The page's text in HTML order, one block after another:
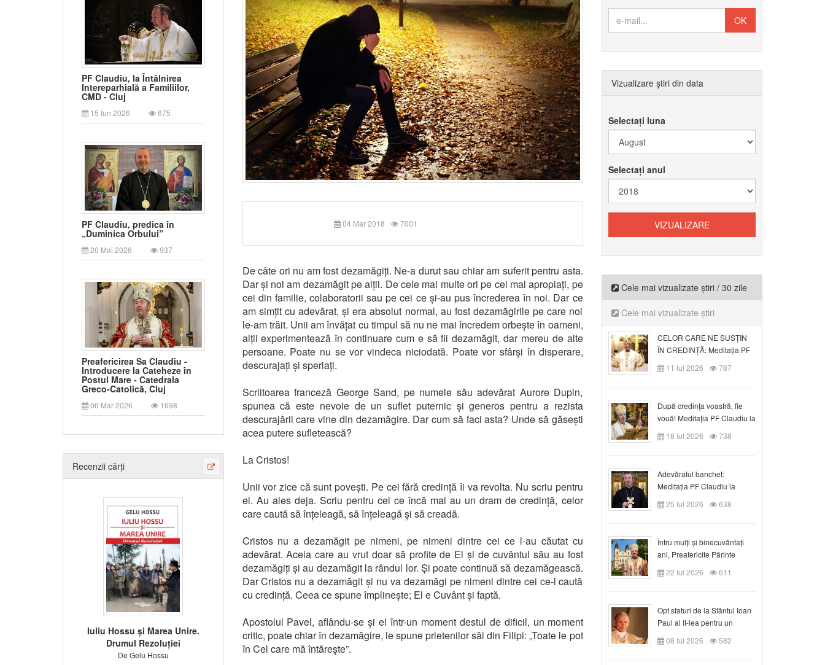
PF Claudiu, la Întâlnirea
Intereparhială a Familiilor,
CMD - Cluj
15 Iun 2026 675
PF Claudiu, predica în
„Duminica Orbului”
20 Mai 2026 937
Preafericirea Sa Claudiu -
Introducere la Cateheze în
Postul Mare - Catedrala
Greco-Catolică, Cluj
06 Mar 2026 1698
Recenzii cărți
Iuliu Hossu și Marea Unire.
Drumul Rezoluției
De Gelu Hossu
04 Mar 2018 7001
De câte ori nu am fost dezamăgiți. Ne-a durut sau chiar am suferit pentru asta.
Dar și noi am dezamăgit pe alții. De cele mai multe ori pe cei mai apropiați, pe
cei din familie, colaboratorii sau pe cei ce și-au pus încrederea în noi. Dar ce
am simțit cu adevărat, și era absolut normal, au fost dezamăgirile pe care noi
le-am trăit. Unii am învățat cu timpul să nu ne mai încredem orbește în oameni,
alții experimentează în continuare cum e să fii dezamăgit, dar mereu de alte
persoane. Poate nu se vor vindeca niciodată. Poate vor sfârși în disperare,
descurajați și speriați.
Scriitoarea franceză George Sand, pe numele său adevărat Aurore Dupin,
spunea că este nevoie de un suflet puternic și generos pentru a rezista
descurajării care vine din dezamăgire. Dar cum să faci asta? Unde să găsești
acea putere sufletească?
La Cristos!
Unii vor zice că sunt povești. Pe cei fără credință îi va revolta. Nu scriu pentru
ei. Au ales deja. Scriu pentru cei ce încă mai au un dram de credință, celor
care caută să înțeleagă, să înțeleagă și să creadă.
Cristos nu a dezamăgit pe nimeni, pe nimeni dintre cei ce l-au căutat cu
adevărat. Aceia care au vrut doar să profite de El și de cuvântul său au fost
dezamăgiți și au dezamăgit la rândul lor. Și poate continuă să dezamăgească.
Dar Cristos nu a dezamăgit și nu va dezamăgi pe nimeni dintre cei ce-l caută
cu credință. Ceea ce spune împlinește; El e Cuvânt și faptă.
Apostolul Pavel, aflându-se și el într-un moment destul de dificil, un moment
critic, poate chiar în dezamăgire, le spune prietenilor săi din Filipi: „Toate le pot
în Cel care mă întăreşte”.
Vizualizare știri din data
Selectați luna
Selectați anul
Cele mai vizualizate știri / 30 zile
Cele mai vizualizate știri
CELOR CARE NE SUSȚIN
ÎN CREDINȚĂ: Meditația PF
Claudiu la Duminica a VI-a
după Rusalii
11 Iul 2026 787
După credinţa voastră, fie
vouă! Meditația PF Claudiu la
duminica a VII-a după Rusalii
18 Iul 2026 738
Adevăratul banchet:
Meditația PF Claudiu la
Duminica a VIII-a după
Rusalii
25 Iul 2026 638
Întru mulți și binecuvântați
ani, Preafericite Părinte
Claudiu!
22 Iul 2026 611
Opt sfaturi de la Sfântul Ioan
Paul al II-lea pentru un
creștin
08 Iul 2026 582